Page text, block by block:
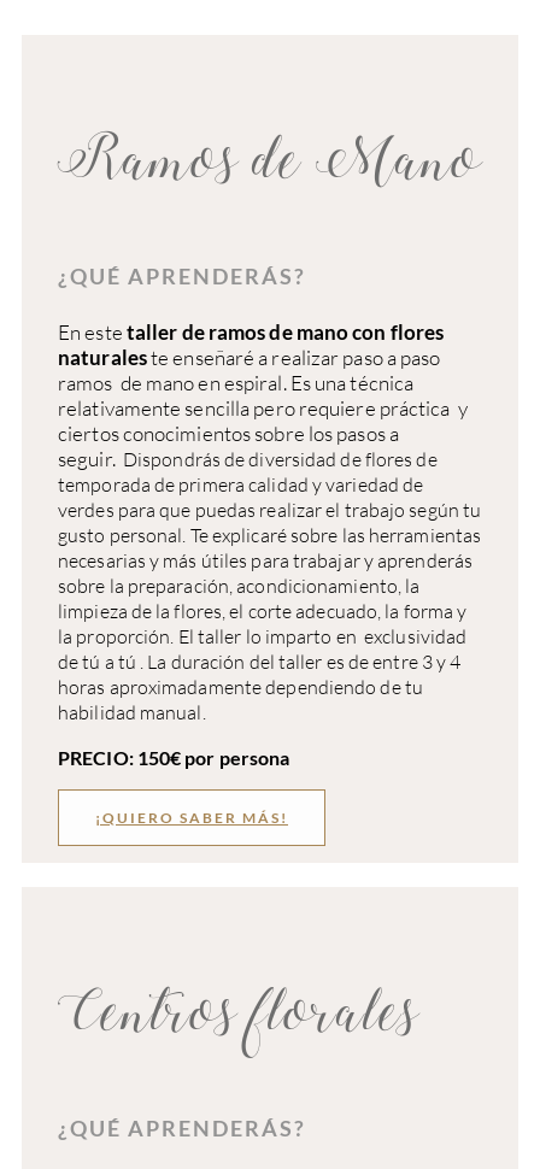
Ramos de Mano
¿QUÉ APRENDERÁS?
En estetaller de ramos de mano con flores
naturaleste enseñaré a realizar paso a paso
ramos de mano en espiral. Es una técnica
relativamente sencilla pero requiere práctica y
ciertos conocimientos sobre los pasos a
seguir. Dispondrás de diversidad de flores de
temporada de primera calidad y variedad de
verdes para que puedas realizar el trabajo según tu
gusto personal. Te explicaré sobre las herramientas
necesarias y más útiles para trabajar y aprenderás
sobre la preparación, acondicionamiento, la
limpieza de la flores, el corte adecuado, la forma y
la proporción. El taller lo imparto en exclusividad
de tú a tú . La duración del taller es de entre 3 y 4
horas aproximadamente dependiendo de tu
habilidad manual.
PRECIO: 150€ por persona
¡QUIERO SABER MÁS!
Centros florales
¿QUÉ APRENDERÁS?